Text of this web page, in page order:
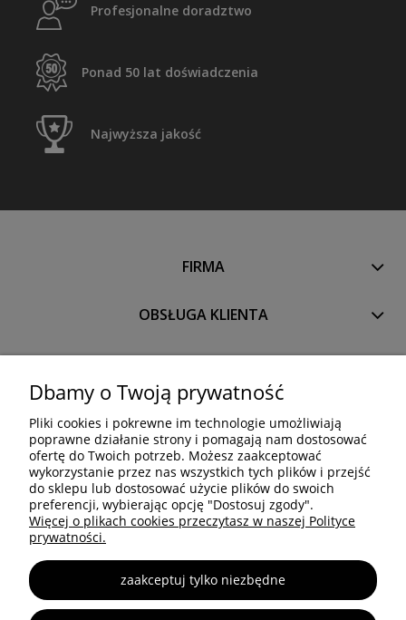
Profesjonalne doradztwo
Ponad 50 lat doświadczenia
Najwyższa jakość
FIRMA
OBSŁUGA KLIENTA
PRODUKTY
OCTANORM SYSTEM Polska Sp. z o.o. Sp. k.
Trakt Brzeski 83
05-077 Warszawa
Tel: +48 22 773 03 50
info@octa.pl
www.octanorm.pl
Dbamy o Twoją prywatność
Pliki cookies i pokrewne im technologie umożliwiają
poprawne działanie strony i pomagają nam dostosować
ofertę do Twoich potrzeb. Możesz zaakceptować
wykorzystanie przez nas wszystkich tych plików i przejść
do sklepu lub dostosować użycie plików do swoich
preferencji, wybierając opcję "Dostosuj zgody".
Więcej o plikach cookies przeczytasz w naszej Polityce
prywatności.
zaakceptuj tylko niezbędne